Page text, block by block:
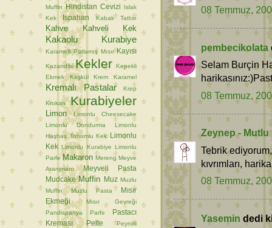
08 Temmuz,
pembecikolata
Selam Burçin
08 Temmuz,
Zeynep -
Tebrik
kıvrımları,
08 Temmuz,
Yasemin dedi
Muffin Hindistan Cevizi
Islak
Kek
Ispahan Kabak Tatlısı
Kahve Kahveli Kek
Kakaolu Kurabiye
Karamelli Patlamış Mısır Kayısı
Kazandibi Kekler Kepekli
Ekmek
Keşkül Krem Karamel
Kremalı Pastalar Krep
Krokan Kurabiyeler
Limon
Limonlu Cheesecake
Limonlu Dondurma
Limonlu
Haşhaş Tohumlu Kek
Limonlu
Kek Limonlu Kurabiye Limonlu
Parfe Makaron Mereng Meyve
Aranjmanı
Meyveli Pasta
Mudcake Muffin Muz Muzlu
Muffin
Muzlu Pasta
Mısır
Ekmeği
Mısır Gevreği
Pandispanya
Parfe
Pastacı
Kreması
Pelte
Peynirli